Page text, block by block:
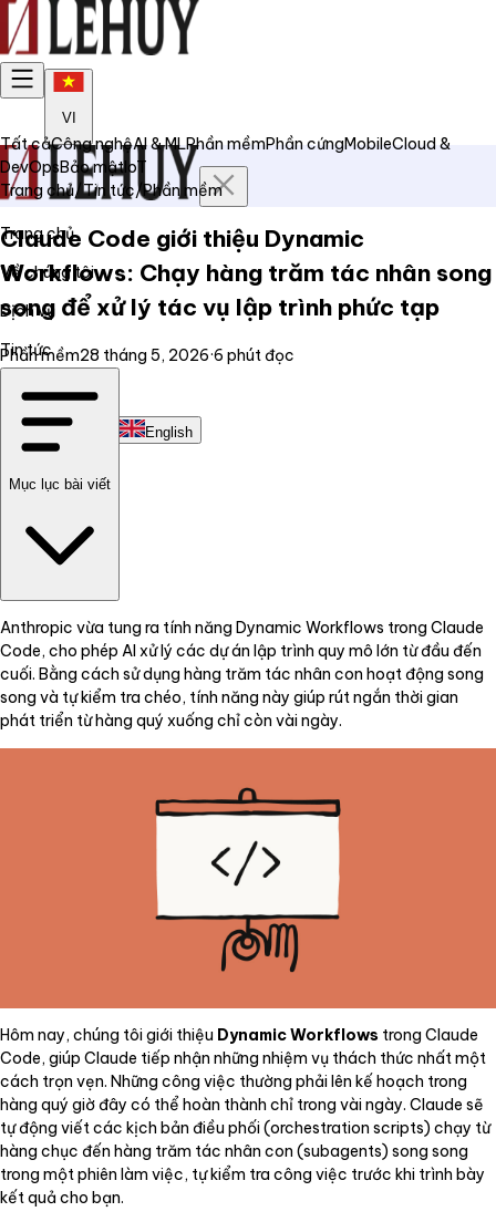
VI
Trang chủ
Về chúng tôi
Dịch vụ
Tin tức
Liên hệ
Tiếng Việt English
Tất cảCông nghệAI & MLPhần mềmPhần cứngMobileCloud &
DevOpsBảo mậtIoT
Trang chủ/Tin tức/Phần mềm
Claude Code giới thiệu Dynamic
Workflows: Chạy hàng trăm tác nhân song
song để xử lý tác vụ lập trình phức tạp
Phần mềm28 tháng 5, 2026·6 phút đọc
Mục lục bài viết
Anthropic vừa tung ra tính năng Dynamic Workflows trong Claude
Code, cho phép AI xử lý các dự án lập trình quy mô lớn từ đầu đến
cuối. Bằng cách sử dụng hàng trăm tác nhân con hoạt động song
song và tự kiểm tra chéo, tính năng này giúp rút ngắn thời gian
phát triển từ hàng quý xuống chỉ còn vài ngày.
Hôm nay, chúng tôi giới thiệu Dynamic Workflows trong Claude
Code, giúp Claude tiếp nhận những nhiệm vụ thách thức nhất một
cách trọn vẹn. Những công việc thường phải lên kế hoạch trong
hàng quý giờ đây có thể hoàn thành chỉ trong vài ngày. Claude sẽ
tự động viết các kịch bản điều phối (orchestration scripts) chạy từ
hàng chục đến hàng trăm tác nhân con (subagents) song song
trong một phiên làm việc, tự kiểm tra công việc trước khi trình bày
kết quả cho bạn.